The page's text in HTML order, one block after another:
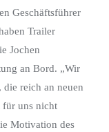
Geschäftsführer
Trailer
Jochen
an Bord. „Wir
die reich an neuen
für uns nicht
Motivation des